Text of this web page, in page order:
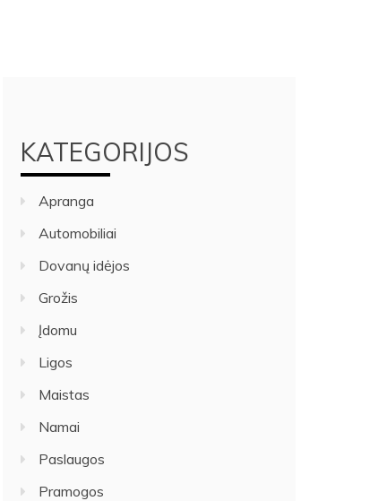
KATEGORIJOS
Apranga
Automobiliai
Dovanų idėjos
Grožis
Įdomu
Ligos
Maistas
Namai
Paslaugos
Pramogos